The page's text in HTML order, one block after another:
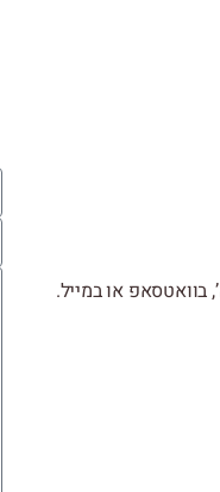
בוואטסאפ או במייל.